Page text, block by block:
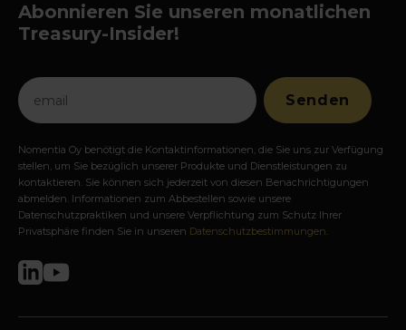
Abonnieren Sie unseren monatlichen
Treasury-Insider!
Nomentia Oy benötigt die Kontaktinformationen, die Sie uns zur Verfügung
stellen, um Sie bezüglich unserer Produkte und Dienstleistungen zu
kontaktieren. Sie können sich jederzeit von diesen Benachrichtigungen
abmelden. Informationen zum Abbestellen sowie unsere
Datenschutzpraktiken und unsere Verpflichtung zum Schutz Ihrer
Privatsphäre finden Sie in unseren Datenschutzbestimmungen.